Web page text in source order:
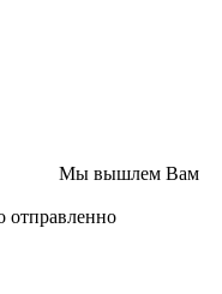
Мы вышлем Вам
отправленно